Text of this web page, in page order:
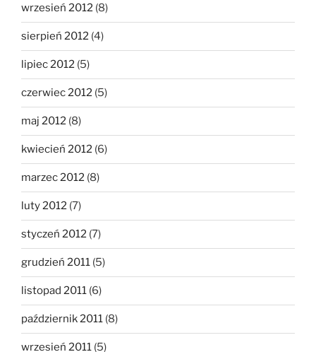
wrzesień 2012 (8)
sierpień 2012 (4)
lipiec 2012 (5)
czerwiec 2012 (5)
maj 2012 (8)
kwiecień 2012 (6)
marzec 2012 (8)
luty 2012 (7)
styczeń 2012 (7)
grudzień 2011 (5)
listopad 2011 (6)
październik 2011 (8)
wrzesień 2011 (5)